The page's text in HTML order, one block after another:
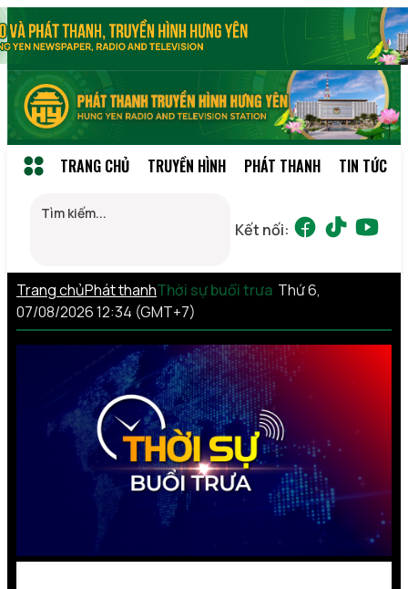
TRANG CHỦ TRUYỀN HÌNH PHÁT THANH TIN TỨC
Kết nối:
Trang chủPhát thanhThời sự buổi trưa Thứ 6,
07/08/2026 12:34 (GMT+7)